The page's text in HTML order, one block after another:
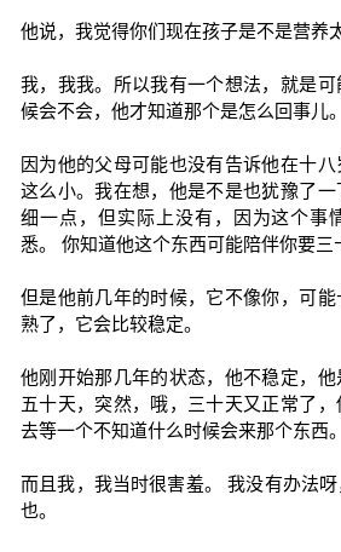
他说，我觉得你们现在孩子是不是营养
我，我我。所以我有一个想法，就是
候会不会，他才知道那个是怎么回事儿。
因为他的父母可能也没有告诉他在十
这么小。我在想，他是不是也犹豫了
细一点，但实际上没有，因为这个事
悉。 你知道他这个东西可能陪伴你要三
但是他前几年的时候，它不像你，可
熟了，它会比较稳定。
他刚开始那几年的状态，他不稳定，
五十天，突然，哦，三十天又正常了
去等一个不知道什么时候会来那个东西。
而且我，我当时很害羞。 我没有办法
也。